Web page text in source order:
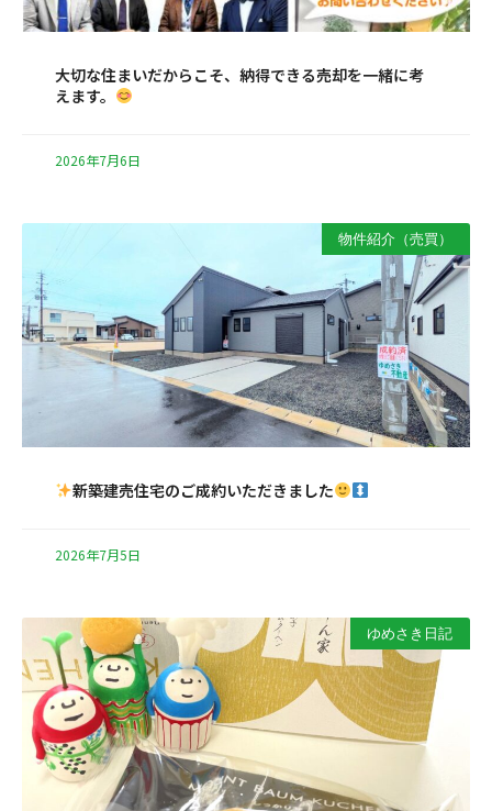
大切な住まいだからこそ、納得できる売却を一緒に考
えます。
2026年7月6日
物件紹介（売買）
新築建売住宅のご成約いただきました
2026年7月5日
ゆめさき日記